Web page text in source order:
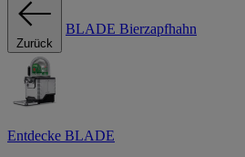
Zurück
BLADE Bierzapfhahn
Entdecke BLADE